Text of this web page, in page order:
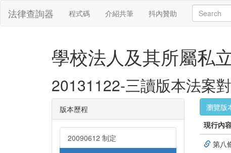
法律查詢器 程式碼 介紹共筆 抖內贊助
學校法人及其所屬私
20131122-三讀版本法案
版本歷程
20090612 制定
瀏覽版
現行內
第八